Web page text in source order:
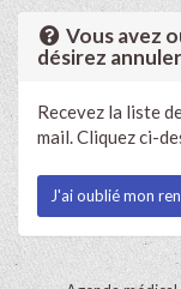
Vous avez
désirez
Recevez la liste
mail. Cliquez ci-
J'ai oublié mon